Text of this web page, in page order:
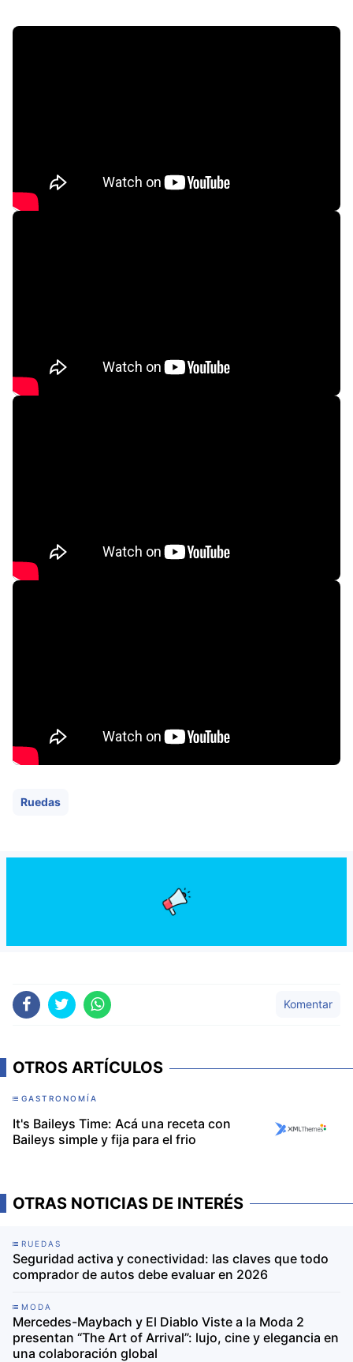
Ruedas
Komentar
OTROS ARTÍCULOS
GASTRONOMÍA
It's Baileys Time: Acá una receta con
Baileys simple y fija para el frio
OTRAS NOTICIAS DE INTERÉS
RUEDAS
Seguridad activa y conectividad: las claves que todo
comprador de autos debe evaluar en 2026
MODA
Mercedes-Maybach y El Diablo Viste a la Moda 2
presentan “The Art of Arrival”: lujo, cine y elegancia en
una colaboración global